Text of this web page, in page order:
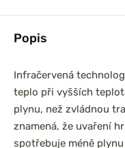
Popis
Infračervená
teplo při vyšších
plynu, než zvládnou
znamená, že uvaření
spotřebuje méně